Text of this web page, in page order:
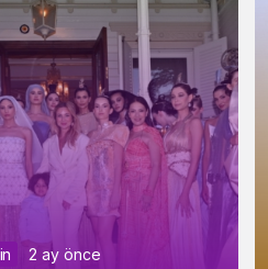
2 ay önce